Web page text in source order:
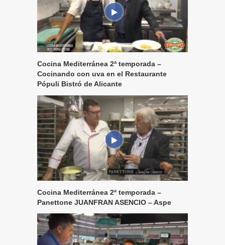
Cocina Mediterránea 2ª temporada –
Cocinando con uva en el Restaurante
Pópuli Bistró de Alicante
Cocina Mediterránea 2ª temporada –
Panettone JUANFRAN ASENCIO – Aspe